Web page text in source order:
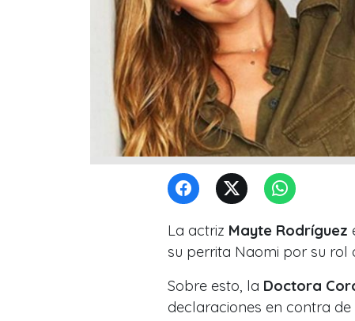
La actriz Mayte Rodríguez
su perrita Naomi por su rol
Sobre esto, la Doctora
declaraciones en contra